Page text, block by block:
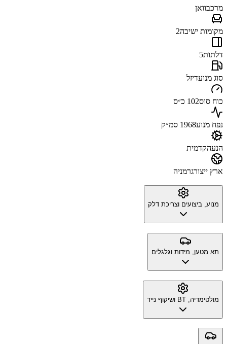
מרכבוואן
מקומות ישיבה2
דלתות5
סוג מנועדיזל
כוח סוס102 כ״ס
נפח מנוע1968 סמ״ק
הנעהקדמית
ארץ ייצורגרמניה
מנוע, ביצועים וצריכת דלק
תא מטען, מידות וגלגלים
מולטימדיה, BT ושיקוף נייד